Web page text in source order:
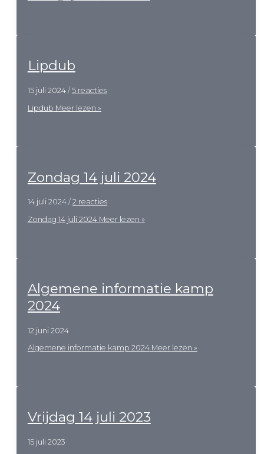
Lipdub
15 juli 2024 / 5 reacties
Lipdub Meer lezen »
Zondag 14 juli 2024
14 juli 2024 / 2 reacties
Zondag 14 juli 2024Meer lezen »
Algemene informatie kamp
2024
12 juni 2024
Algemene informatie kamp 2024Meer lezen »
Vrijdag 14 juli 2023
15 juli 2023